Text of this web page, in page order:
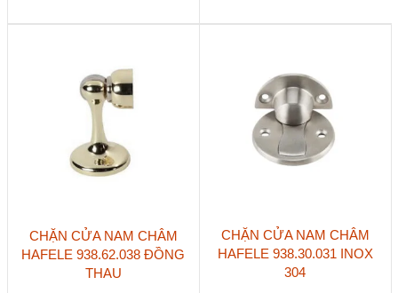
CHẶN CỬA NAM CHÂM
HAFELE 938.62.038 ĐỒNG
THAU
CHẶN CỬA NAM CHÂM
HAFELE 938.30.031 INOX
304